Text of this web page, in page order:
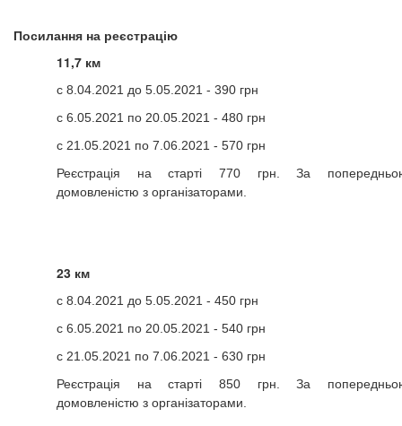
Посилання на реєстрацію
11,7 км
с 8.04.2021 до 5.05.2021 - 390 грн
с 6.05.2021 по 20.05.2021 - 480 грн
с 21.05.2021 по 7.06.2021 - 570 грн
Реєстрація на старті 770 грн. За
домовленістю з організаторами.
23 км
с 8.04.2021 до 5.05.2021 - 450 грн
с 6.05.2021 по 20.05.2021 - 540 грн
с 21.05.2021 по 7.06.2021 - 630 грн
Реєстрація на старті 850 грн. За
домовленістю з організаторами.